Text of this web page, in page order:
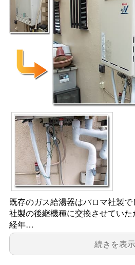
既存のガス給湯器はパロマ社製
社製の後継機種に交換させていた
経年…
続きを表示